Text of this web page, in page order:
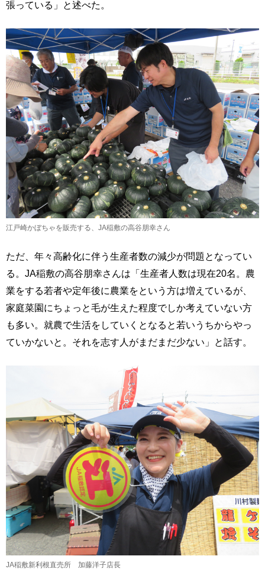
張っている」と述べた。
江戸崎かぼちゃを販売する、JA稲敷の高谷朋幸さん
ただ、年々高齢化に伴う生産者数の減少が問題となってい
る。JA稲敷の高谷朋幸さんは「生産者人数は現在20名。農
業をする若者や定年後に農業をという方は増えているが、
家庭菜園にちょっと毛が生えた程度でしか考えていない方
も多い。就農で生活をしていくとなると若いうちからやっ
ていかないと。それを志す人がまだまだ少ない」と話す。
JA稲敷新利根直売所 加藤洋子店長